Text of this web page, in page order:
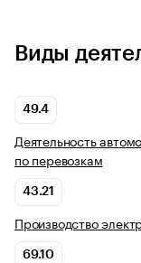
Виды
49.4
Деятельность
по перевозкам
43.21
Производство
69.10